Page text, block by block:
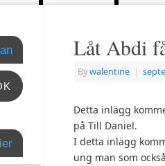
Låt Abdi
Bywalentine |
Detta inlägg
på Till Daniel.
I detta inlägg
ung man som